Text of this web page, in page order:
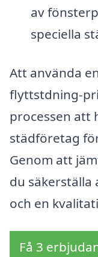
av
speciella
Att använda
flyttstdning-
processen att
städföretag
Genom att
du
och en
Få 3